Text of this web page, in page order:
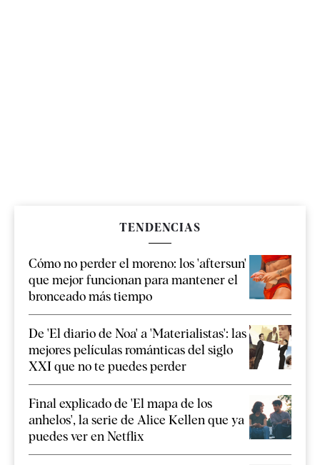
TENDENCIAS
Cómo no perder el moreno: los 'aftersun'
que mejor funcionan para mantener el
bronceado más tiempo
De 'El diario de Noa' a 'Materialistas': las
mejores películas románticas del siglo
XXI que no te puedes perder
Final explicado de 'El mapa de los
anhelos', la serie de Alice Kellen que ya
puedes ver en Netflix